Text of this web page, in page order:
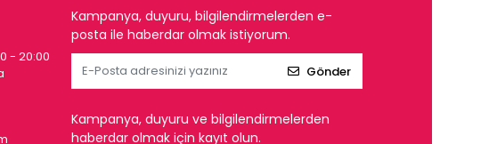
- 20:00
Kampanya, duyuru, bilgilendirmelerden e-
posta ile haberdar olmak istiyorum.
Gönder
Kampanya, duyuru ve bilgilendirmelerden
haberdar olmak için kayıt olun.